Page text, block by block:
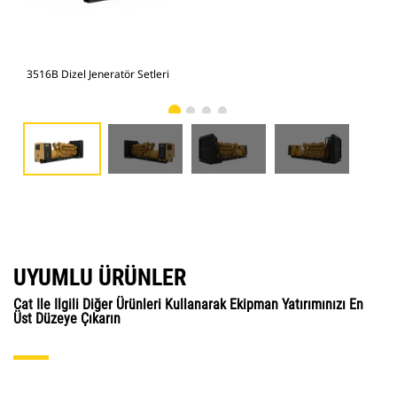
3516B Dizel Jeneratör Setleri
UYUMLU ÜRÜNLER
Cat Ile Ilgili Diğer Ürünleri Kullanarak Ekipman Yatırımınızı En
Üst Düzeye Çıkarın